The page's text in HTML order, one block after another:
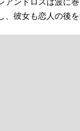
アンドロスは波に
、彼女も恋人の後